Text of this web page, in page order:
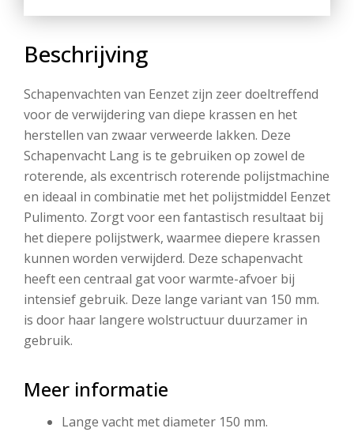
Beschrijving
Schapenvachten van Eenzet zijn zeer doeltreffend
voor de verwijdering van diepe krassen en het
herstellen van zwaar verweerde lakken. Deze
Schapenvacht Lang is te gebruiken op zowel de
roterende, als excentrisch roterende polijstmachine
en ideaal in combinatie met het polijstmiddel Eenzet
Pulimento. Zorgt voor een fantastisch resultaat bij
het diepere polijstwerk, waarmee diepere krassen
kunnen worden verwijderd. Deze schapenvacht
heeft een centraal gat voor warmte-afvoer bij
intensief gebruik. Deze lange variant van 150 mm.
is door haar langere wolstructuur duurzamer in
gebruik.
Meer informatie
Lange vacht met diameter 150 mm.